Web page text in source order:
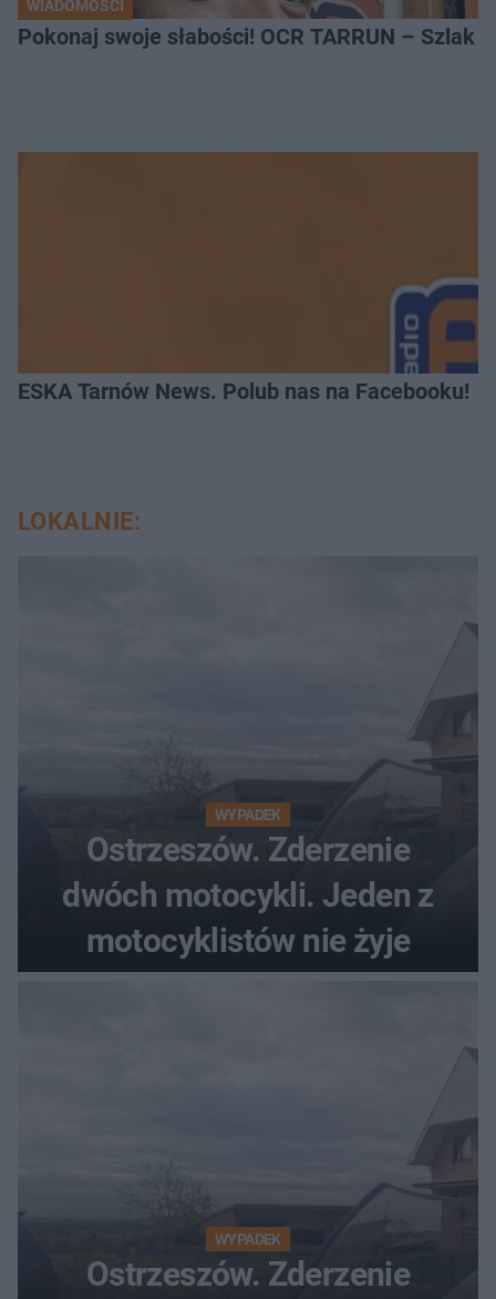
WIADOMOŚCI
Pokonaj swoje słabości! OCR TARRUN – Szlak
ESKA Tarnów News. Polub nas na Facebooku!
LOKALNIE:
WYPADEK
Ostrzeszów. Zderzenie
dwóch motocykli. Jeden z
motocyklistów nie żyje
WYPADEK
Ostrzeszów. Zderzenie